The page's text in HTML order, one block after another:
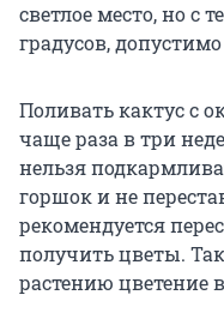
светлое место, но с
градусов,
Поливать кактус с
чаще раза в три
нельзя
горшок и не
рекомендуется
получить цветы.
растению цветение